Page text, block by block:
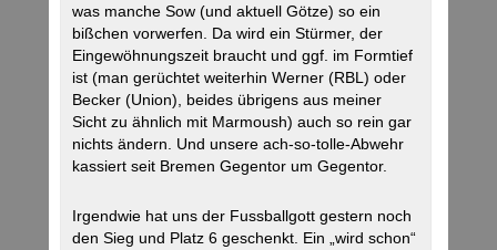
was manche Sow (und aktuell Götze) so ein
bißchen vorwerfen. Da wird ein Stürmer, der
Eingewöhnungszeit braucht und ggf. im Formtief
ist (man gerüchtet weiterhin Werner (RBL) oder
Becker (Union), beides übrigens aus meiner
Sicht zu ähnlich mit Marmoush) auch so rein gar
nichts ändern. Und unsere ach-so-tolle-Abwehr
kassiert seit Bremen Gegentor um Gegentor.
Irgendwie hat uns der Fussballgott gestern noch
den Sieg und Platz 6 geschenkt. Ein „wird schon“